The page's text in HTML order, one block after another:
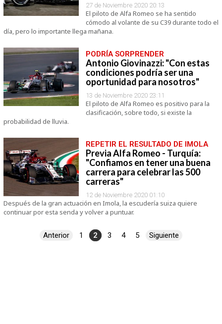
27 de Noviembre 2020 20:13
El piloto de Alfa Romeo se ha sentido
cómodo al volante de su C39 durante todo el
día, pero lo importante llega mañana.
PODRÍA SORPRENDER
Antonio Giovinazzi: "Con estas
condiciones podría ser una
oportunidad para nosotros"
13 de Noviembre 2020 23:11
El piloto de Alfa Romeo es positivo para la
clasificación, sobre todo, si existe la
probabilidad de lluvia.
REPETIR EL RESULTADO DE IMOLA
Previa Alfa Romeo - Turquía:
"Confiamos en tener una buena
carrera para celebrar las 500
carreras"
12 de Noviembre 2020 01:10
Después de la gran actuación en Imola, la escudería suiza quiere
continuar por esta senda y volver a puntuar.
Anterior 1 2 3 4 5 Siguiente